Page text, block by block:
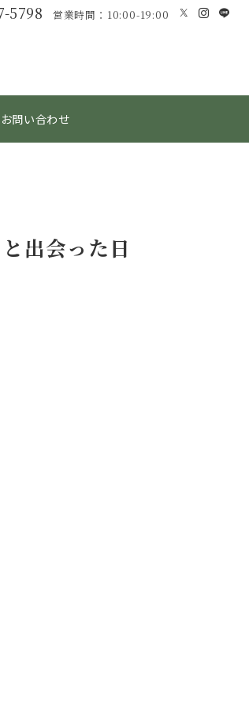
5798 営業時間：10:00-19:00
お問い合わせ
出会った日